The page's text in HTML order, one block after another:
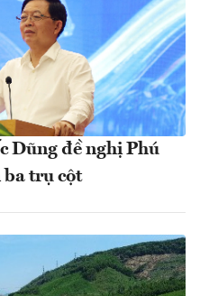
Dũng đề nghị Phú
trụ cột